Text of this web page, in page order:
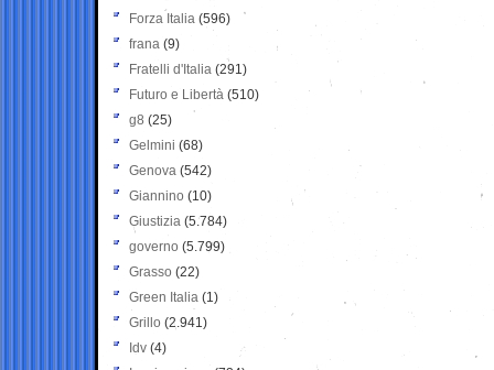
Forza Italia (596)
frana (9)
Fratelli d'Italia (291)
Futuro e Libertà (510)
g8 (25)
Gelmini (68)
Genova (542)
Giannino (10)
Giustizia (5.784)
governo (5.799)
Grasso (22)
Green Italia (1)
Grillo (2.941)
Idv (4)